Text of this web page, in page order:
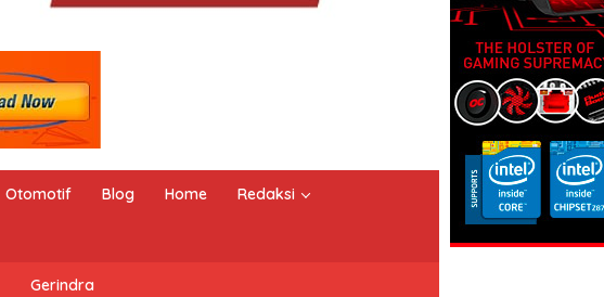
Otomotif Blog Home Redaksi
Gerindra